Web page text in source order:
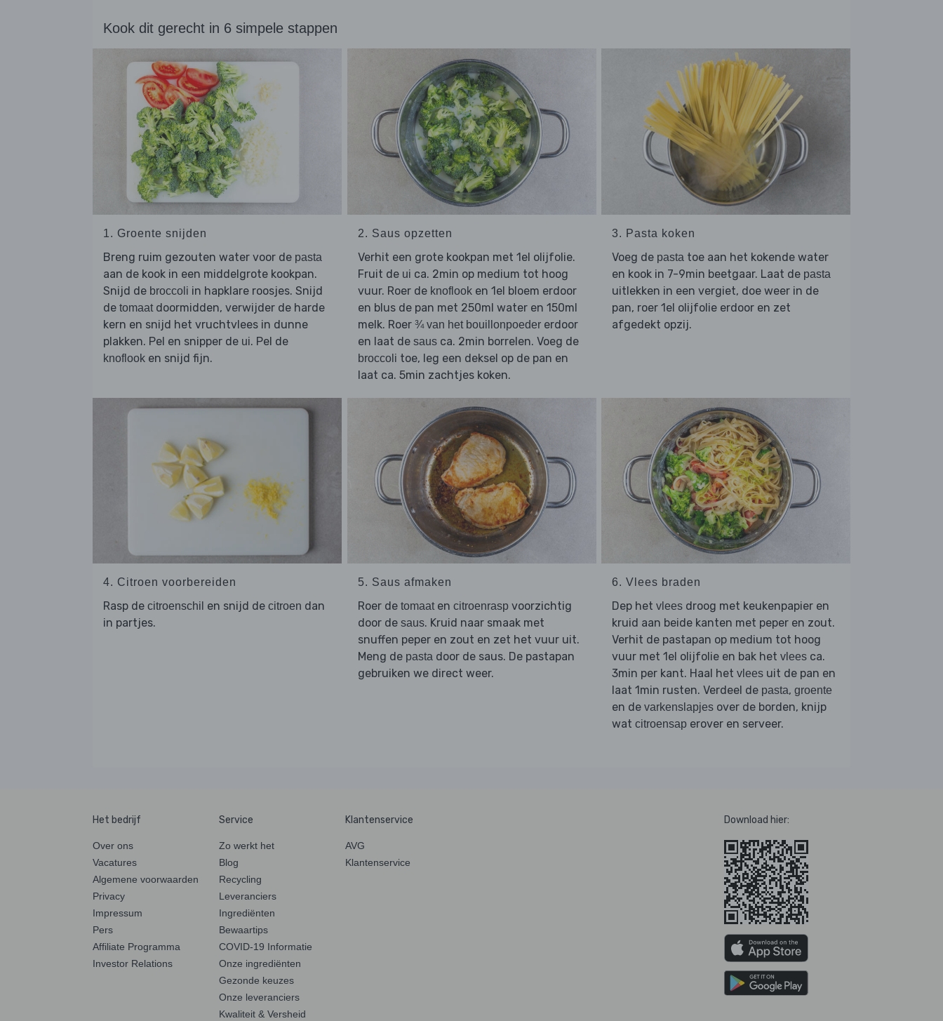
Kook dit gerecht in 6 simpele stappen
1. Groente snijden
Breng ruim gezouten water voor de pasta
aan de kook in een middelgrote kookpan.
Snijd de broccoli in hapklare roosjes. Snijd
de tomaat doormidden, verwijder de harde
kern en snijd het vruchtvlees in dunne
plakken. Pel en snipper de ui. Pel de
knoflook en snijd fijn.
2. Saus opzetten
Verhit een grote kookpan met 1el olijfolie.
Fruit de ui ca. 2min op medium tot hoog
vuur. Roer de knoflooken 1el bloem erdoor
en blus de pan met 250ml water en 150ml
melk. Roer ¾ van het bouillonpoedererdoor
en laat de sausca. 2min borrelen. Voeg de
broccoli toe, leg een deksel op de pan en
laat ca. 5min zachtjes koken.
3. Pasta koken
Voeg de pasta toe aan het kokende water
en kook in 7-9min beetgaar. Laat de pasta
uitlekken in een vergiet, doe weer in de
pan, roer 1el olijfolie erdoor en zet
afgedekt opzij.
4. Citroen voorbereiden
Rasp de citroenschil en snijd de citroen dan
in partjes.
5. Saus afmaken
Roer de tomaaten citroenraspvoorzichtig
door de saus. Kruid naar smaak met
snuffen peper en zout en zet het vuur uit.
Meng de pastadoor de saus. De pastapan
gebruiken we direct weer.
6. Vlees braden
Dep het vlees droog met keukenpapier en
kruid aan beide kanten met peper en zout.
Verhit de pastapan op medium tot hoog
vuur met 1el olijfolie en bak het vlees ca.
3min per kant. Haal het vlees uit de pan en
laat 1min rusten. Verdeel de pasta, groente
en de varkenslapjes over de borden, knijp
wat citroensap erover en serveer.
Het bedrijf
Over ons
Vacatures
Algemene voorwaarden
Privacy
Impressum
Pers
Affiliate Programma
Investor Relations
Service
Zo werkt het
Blog
Recycling
Leveranciers
Ingrediënten
Bewaartips
COVID-19 Informatie
Onze ingrediënten
Gezonde keuzes
Onze leveranciers
Kwaliteit & Versheid
Klantenservice
AVG
Klantenservice
Download hier: